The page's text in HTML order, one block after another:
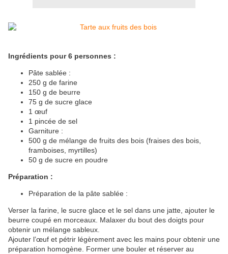
Ingrédients pour 6 personnes :
Pâte sablée :
250 g de farine
150 g de beurre
75 g de sucre glace
1 œuf
1 pincée de sel
Garniture :
500 g de mélange de fruits des bois (fraises des bois,
framboises, myrtilles)
50 g de sucre en poudre
Préparation :
Préparation de la pâte sablée :
Verser la farine, le sucre glace et le sel dans une jatte, ajouter le
beurre coupé en morceaux. Malaxer du bout des doigts pour
obtenir un mélange sableux.
Ajouter l’œuf et pétrir légèrement avec les mains pour obtenir une
préparation homogène. Former une bouler et réserver au